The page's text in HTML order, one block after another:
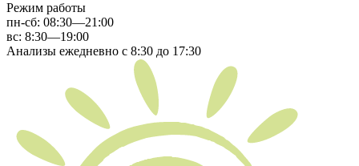
Режим работы
пн-сб: 08:30—21:00
вс: 8:30—19:00
Анализы ежедневно с 8:30 до 17:30